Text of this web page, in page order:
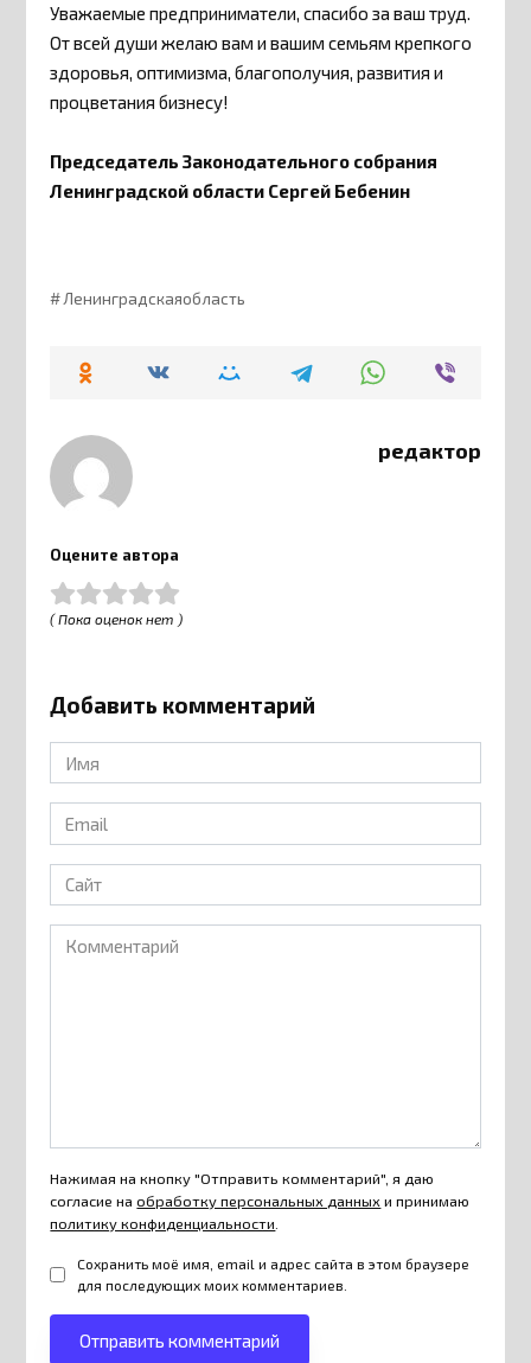
Уважаемые предприниматели, спасибо за ваш труд.
От всей души желаю вам и вашим семьям крепкого
здоровья, оптимизма, благополучия, развития и
процветания бизнесу!
Председатель Законодательного собрания
Ленинградской области Сергей Бебенин
Ленинградскаяобласть
редактор
Оцените автора
( Пока оценок нет )
Добавить комментарий
Имя
*
Email
*
Сайт
Комментарий
Нажимая на кнопку "Отправить комментарий", я даю
согласие наобработку персональных данныхи принимаю
политику конфиденциальности.
Сохранить моё имя, email и адрес сайта в этом браузере
для последующих моих комментариев.